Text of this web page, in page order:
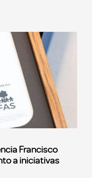
Francisco
a iniciativas